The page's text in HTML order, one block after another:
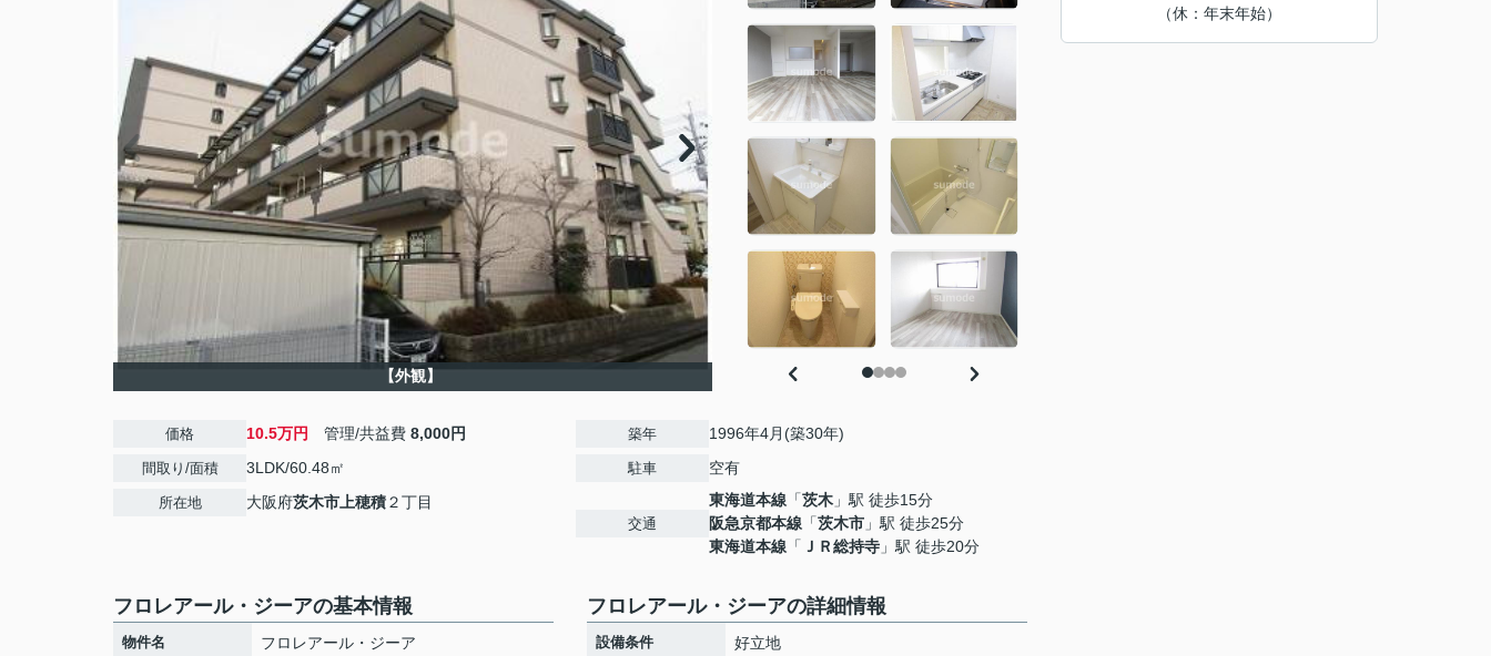
【外観】
価格 10.5万円 管理/共益費 8,000円
間取り/面積 3LDK/60.48㎡
所在地 大阪府茨木市 上穂積２丁目
築年 1996年4月(築30年)
駐車 空有
交通
東海道本線 「茨木 」駅 徒歩15分
阪急京都本線 「茨木市 」駅 徒歩25分
東海道本線 「 ＪＲ総持寺 」駅 徒歩20分
フロレアール・ジーアの基本情報
物件名 フロレアール・ジーア
フロレアール・ジーアの詳細情報
設備条件
好立地
（休：年末年始）